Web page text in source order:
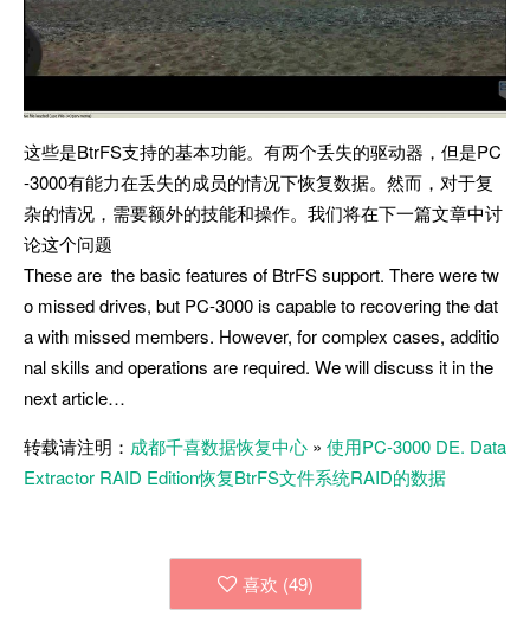
这些是BtrFS支持的基本功能。有两个丢失的驱动器，但是PC
-3000有能力在丢失的成员的情况下恢复数据。然而，对于复
杂的情况，需要额外的技能和操作。我们将在下一篇文章中讨
论这个问题
These are the basic features of BtrFS support. There were tw
o missed drives, but PC-3000 is capable to recovering the dat
a with missed members. However, for complex cases, additio
nal skills and operations are required. We will discuss it in the
next article…
转载请注明： 成都千喜数据恢复中心 » 使用PC-3000 DE. Data
Extractor RAID Edition恢复BtrFS文件系统RAID的数据
喜欢 (49)